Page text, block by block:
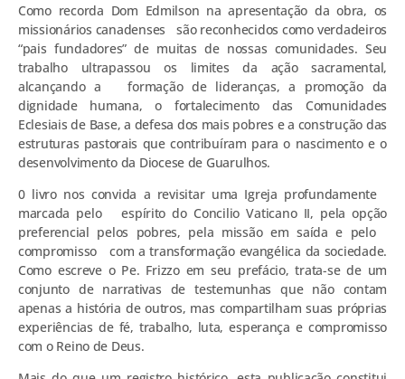
Como recorda Dom Edmilson na apresentação da obra, os
missionários canadenses são reconhecidos como verdadeiros
“pais fundadores” de muitas de nossas comunidades. Seu
trabalho ultrapassou os limites da ação sacramental,
alcançando a formação de lideranças, a promoção da
dignidade humana, o fortalecimento das Comunidades
Eclesiais de Base, a defesa dos mais pobres e a construção das
estruturas pastorais que contribuíram para o nascimento e o
desenvolvimento da Diocese de Guarulhos.
0 livro nos convida a revisitar uma Igreja profundamente
marcada pelo espírito do Concilio Vaticano II, pela opção
preferencial pelos pobres, pela missão em saída e pelo
compromisso com a transformação evangélica da sociedade.
Como escreve o Pe. Frizzo em seu prefácio, trata-se de um
conjunto de narrativas de testemunhas que não contam
apenas a história de outros, mas compartilham suas próprias
experiências de fé, trabalho, luta, esperança e compromisso
com o Reino de Deus.